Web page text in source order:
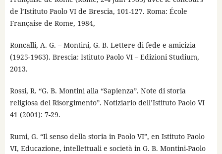
de l’Istituto Paolo VI de Brescia, 101-127. Roma: École
Française de Rome, 1984,
Roncalli, A. G. – Montini, G. B. Lettere di fede e amicizia
(1925-1963). Brescia: Istituto Paolo VI – Edizioni Studium,
2013.
Rossi, R. “G. B. Montini alla “Sapienza”. Note di storia
religiosa del Risorgimento”. Notiziario dell’Istituto Paolo VI
41 (2001): 7-29.
Rumi, G. “Il senso della storia in Paolo VI”, en Istituto Paolo
VI, Educazione, intellettuali e società in G. B. Montini-Paolo